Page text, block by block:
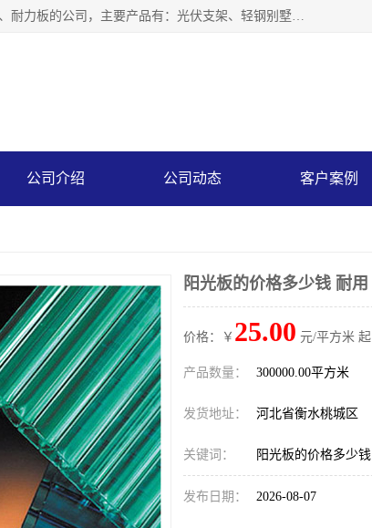
神龙拜耳科技衡水股份有限公司河北一家生产光伏支架，轻钢别墅，阳光板、耐力板的公司，主要产品有：光伏支架、轻钢别墅、阳光板、耐力板、采光板等，公司参与制定了多项标准。
公司介绍 公司动态 客户案例
阳光板的价格多少钱 耐用
价格：￥ 25.00 元/平方米 起
产品数量： 300000.00平方米
发货地址： 河北省衡水桃城区
关键词： 阳光板的价格多少钱
发布日期： 2026-08-07